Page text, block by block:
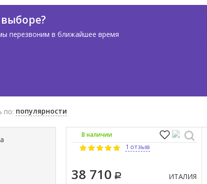
перезвоним в ближайшее время
по: популярности
1 отзыв
38 710
ИТАЛИЯ
В наличии